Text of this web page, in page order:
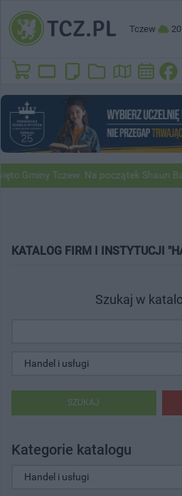
Tczew
Gminy Tczew. Na początek Shaun
KATALOG FIRM I INSTYTUCJI
Szukaj w
SZUKAJ
Kategorie katalogu